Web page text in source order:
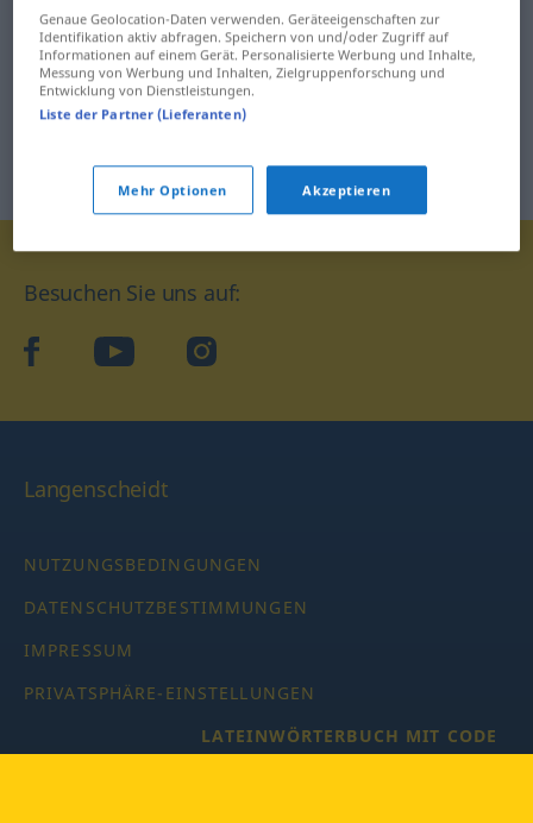
Besuchen Sie uns auf:
facebookYouTube Instagram
Langenscheidt
NUTZUNGSBEDINGUNGEN
DATENSCHUTZBESTIMMUNGEN
IMPRESSUM
PRIVATSPHÄRE-EINSTELLUNGEN
LATEINWÖRTERBUCH MIT CODE
Genaue Geolocation-Daten verwenden. Geräteeigenschaften zur
Identifikation aktiv abfragen. Speichern von und/oder Zugriff auf
Informationen auf einem Gerät. Personalisierte Werbung und Inhalte,
Messung von Werbung und Inhalten, Zielgruppenforschung und
Entwicklung von Dienstleistungen.
Liste der Partner (Lieferanten)
Mehr Optionen Akzeptieren